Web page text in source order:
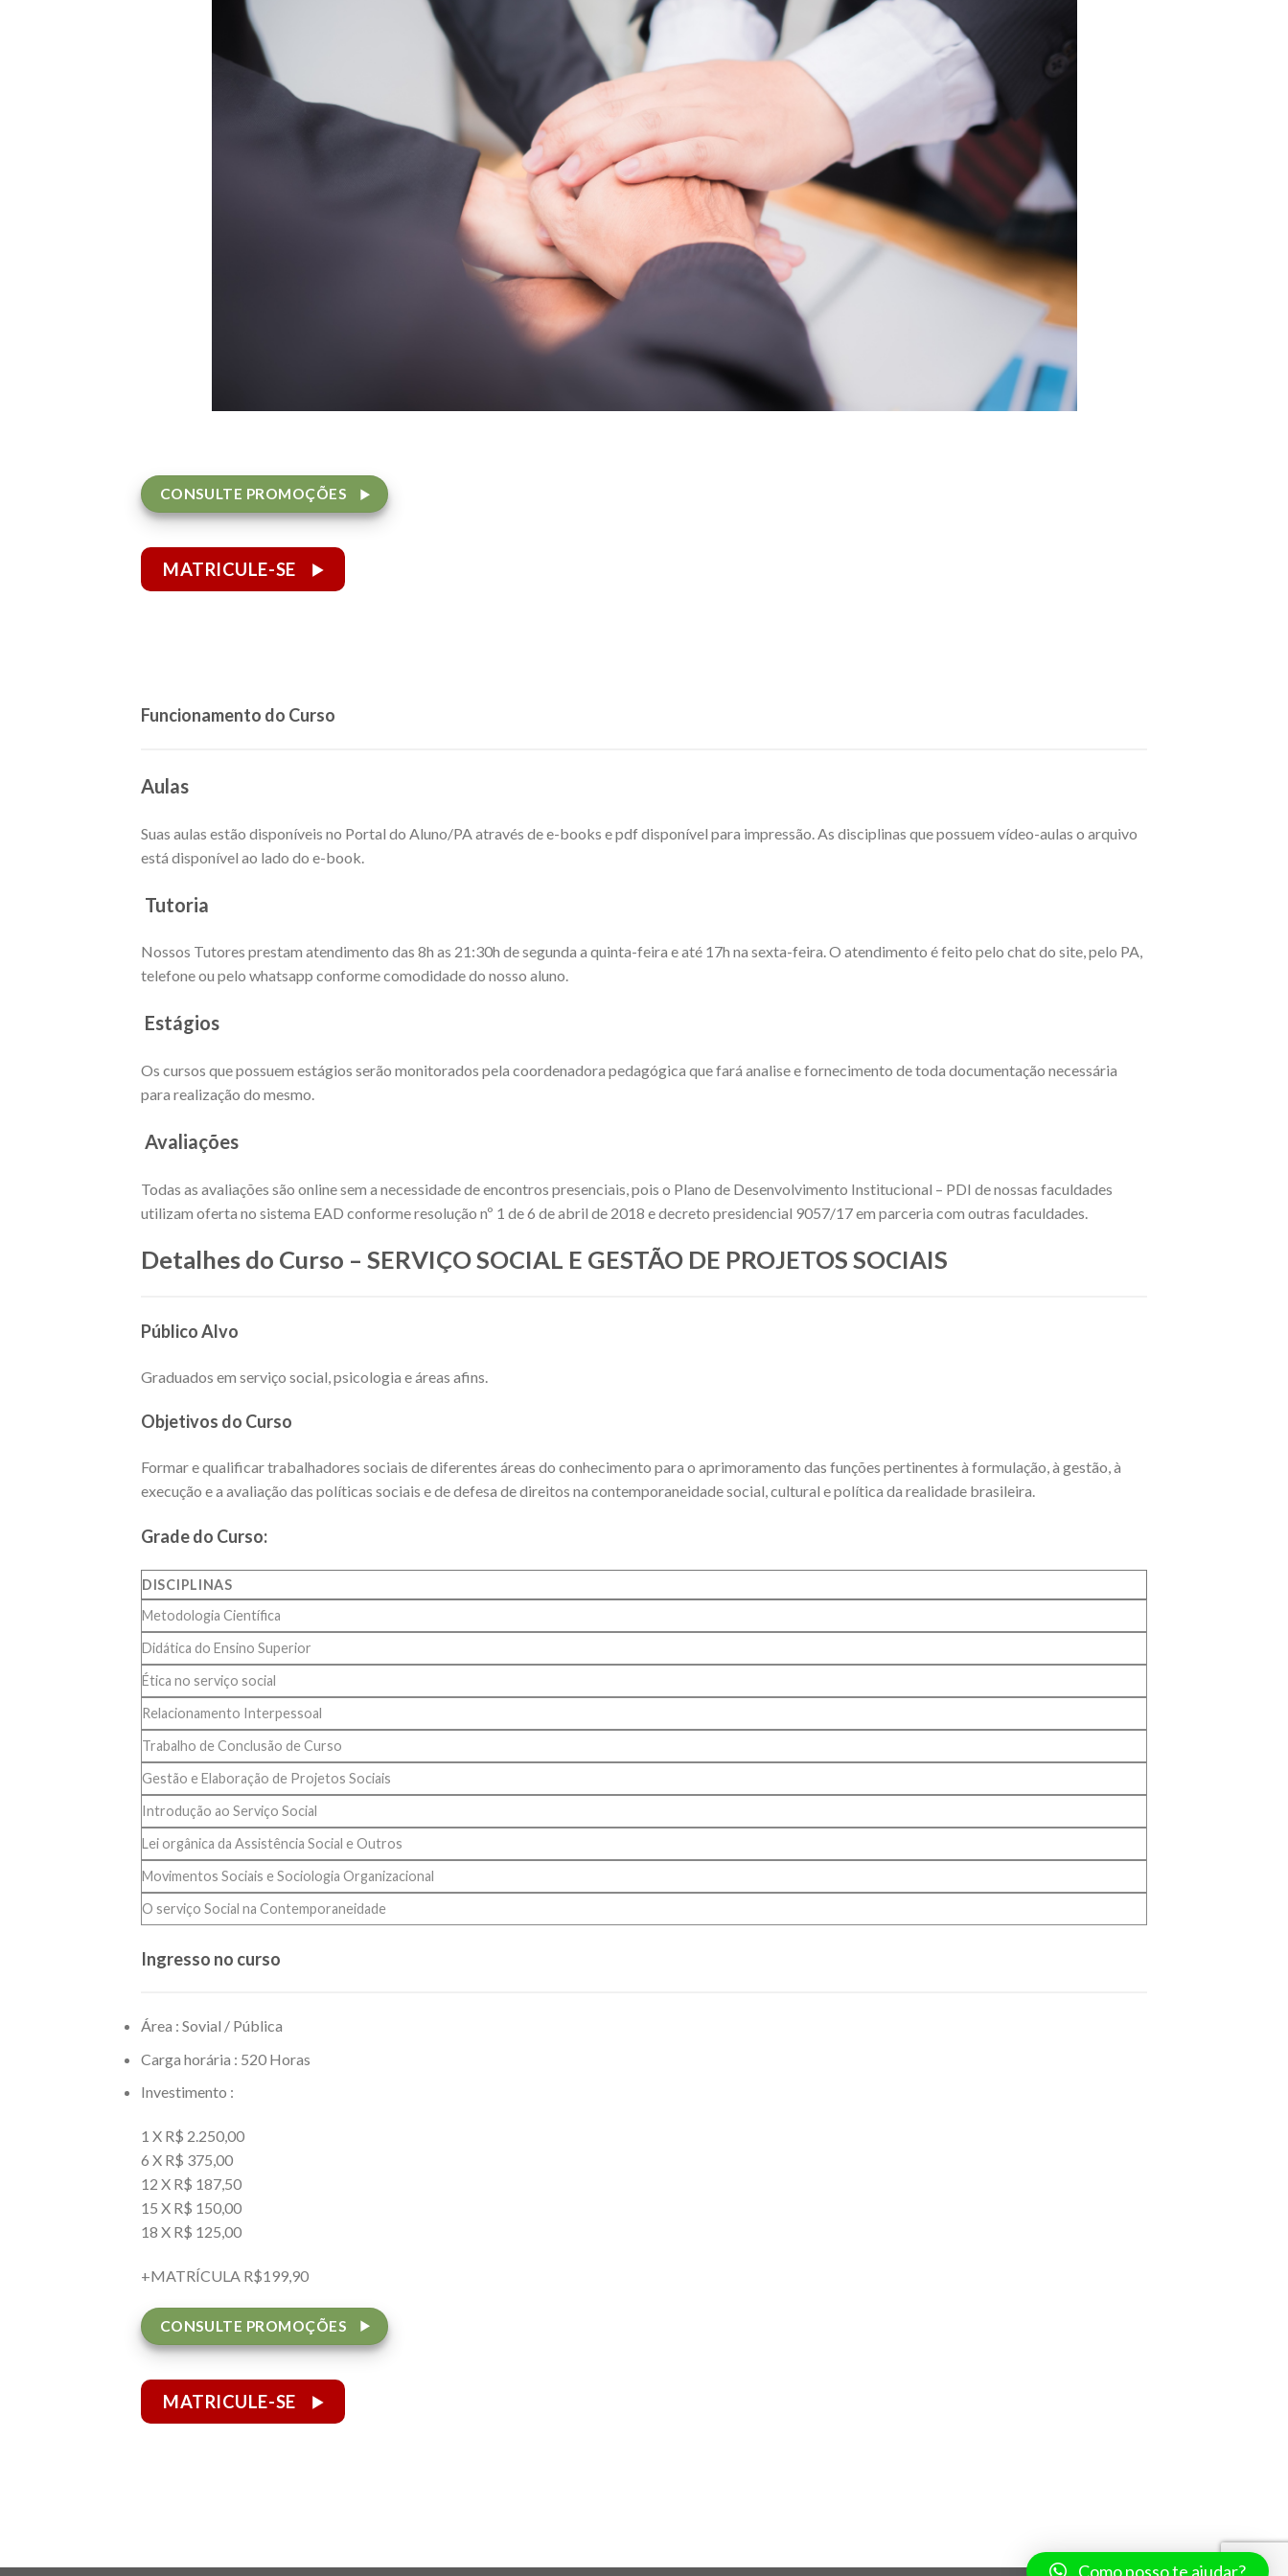
CONSULTE PROMOÇÕES
MATRICULE-SE
Funcionamento do Curso
Aulas
Suas aulas estão disponíveis no Portal do Aluno/PA através de e-books e pdf disponível para impressão. As disciplinas que possuem vídeo-aulas o arquivo
está disponível ao lado do e-book.
Tutoria
Nossos Tutores prestam atendimento das 8h as 21:30h de segunda a quinta-feira e até 17h na sexta-feira. O atendimento é feito pelo chat do site, pelo PA,
telefone ou pelo whatsapp conforme comodidade do nosso aluno.
Estágios
Os cursos que possuem estágios serão monitorados pela coordenadora pedagógica que fará analise e fornecimento de toda documentação necessária
para realização do mesmo.
Avaliações
Todas as avaliações são online sem a necessidade de encontros presenciais, pois o Plano de Desenvolvimento Institucional – PDI de nossas faculdades
utilizam oferta no sistema EAD conforme resolução nº 1 de 6 de abril de 2018 e decreto presidencial 9057/17 em parceria com outras faculdades.
Detalhes do Curso – SERVIÇO SOCIAL E GESTÃO DE PROJETOS SOCIAIS
Público Alvo
Graduados em serviço social, psicologia e áreas afins.
Objetivos do Curso
Formar e qualificar trabalhadores sociais de diferentes áreas do conhecimento para o aprimoramento das funções pertinentes à formulação, à gestão, à
execução e a avaliação das políticas sociais e de defesa de direitos na contemporaneidade social, cultural e política da realidade brasileira.
Grade do Curso:
DISCIPLINAS
Metodologia Científica
Didática do Ensino Superior
Ética no serviço social
Relacionamento Interpessoal
Trabalho de Conclusão de Curso
Gestão e Elaboração de Projetos Sociais
Introdução ao Serviço Social
Lei orgânica da Assistência Social e Outros
Movimentos Sociais e Sociologia Organizacional
O serviço Social na Contemporaneidade
Ingresso no curso
Área : Sovial / Pública
Carga horária : 520 Horas
Investimento :
1 X R$ 2.250,00
6 X R$ 375,00
12 X R$ 187,50
15 X R$ 150,00
18 X R$ 125,00
+MATRÍCULA R$199,90
CONSULTE PROMOÇÕES
MATRICULE-SE
Como posso te ajudar?